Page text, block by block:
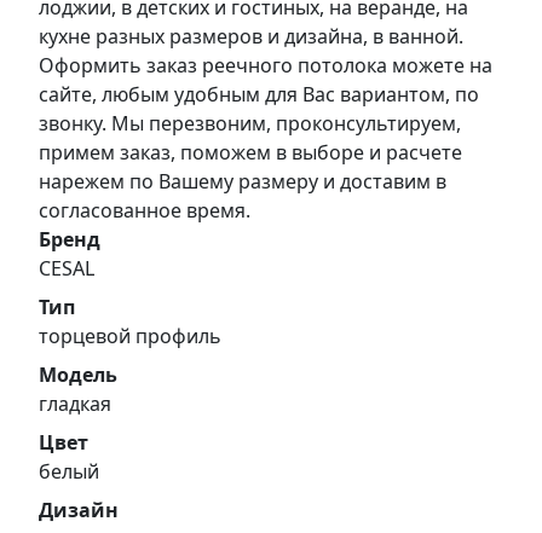
лоджии, в детских и гостиных, на веранде, на
кухне разных размеров и дизайна, в ванной.
Оформить заказ реечного потолока можете на
сайте, любым удобным для Вас вариантом, по
звонку. Мы перезвоним, проконсультируем,
примем заказ, поможем в выборе и расчете
нарежем по Вашему размеру и доставим в
согласованное время.
Бренд
CESAL
Тип
торцевой профиль
Модель
гладкая
Цвет
белый
Дизайн